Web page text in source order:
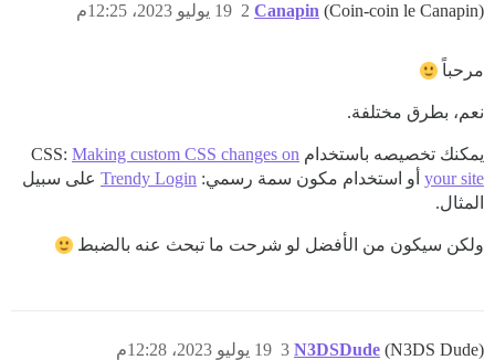
Canapin (Coin-coin le Canapin) 19 يوليو 2023، 12:25م 2
مرحباً
نعم، بطرق مختلفة.
يمكنك تخصيصه باستخدام CSS: Making custom CSS changes on
your site أو استخدام مكون سمة رسمي: Trendy Login على سبيل
المثال.
ولكن سيكون من الأفضل لو شرحت ما تبحث عنه بالضبط
N3DSDude (N3DS Dude) 19 يوليو 2023، 12:28م 3